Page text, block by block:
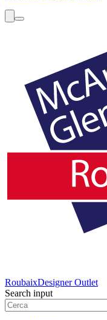
RoubaixDesigner Outlet
Search input